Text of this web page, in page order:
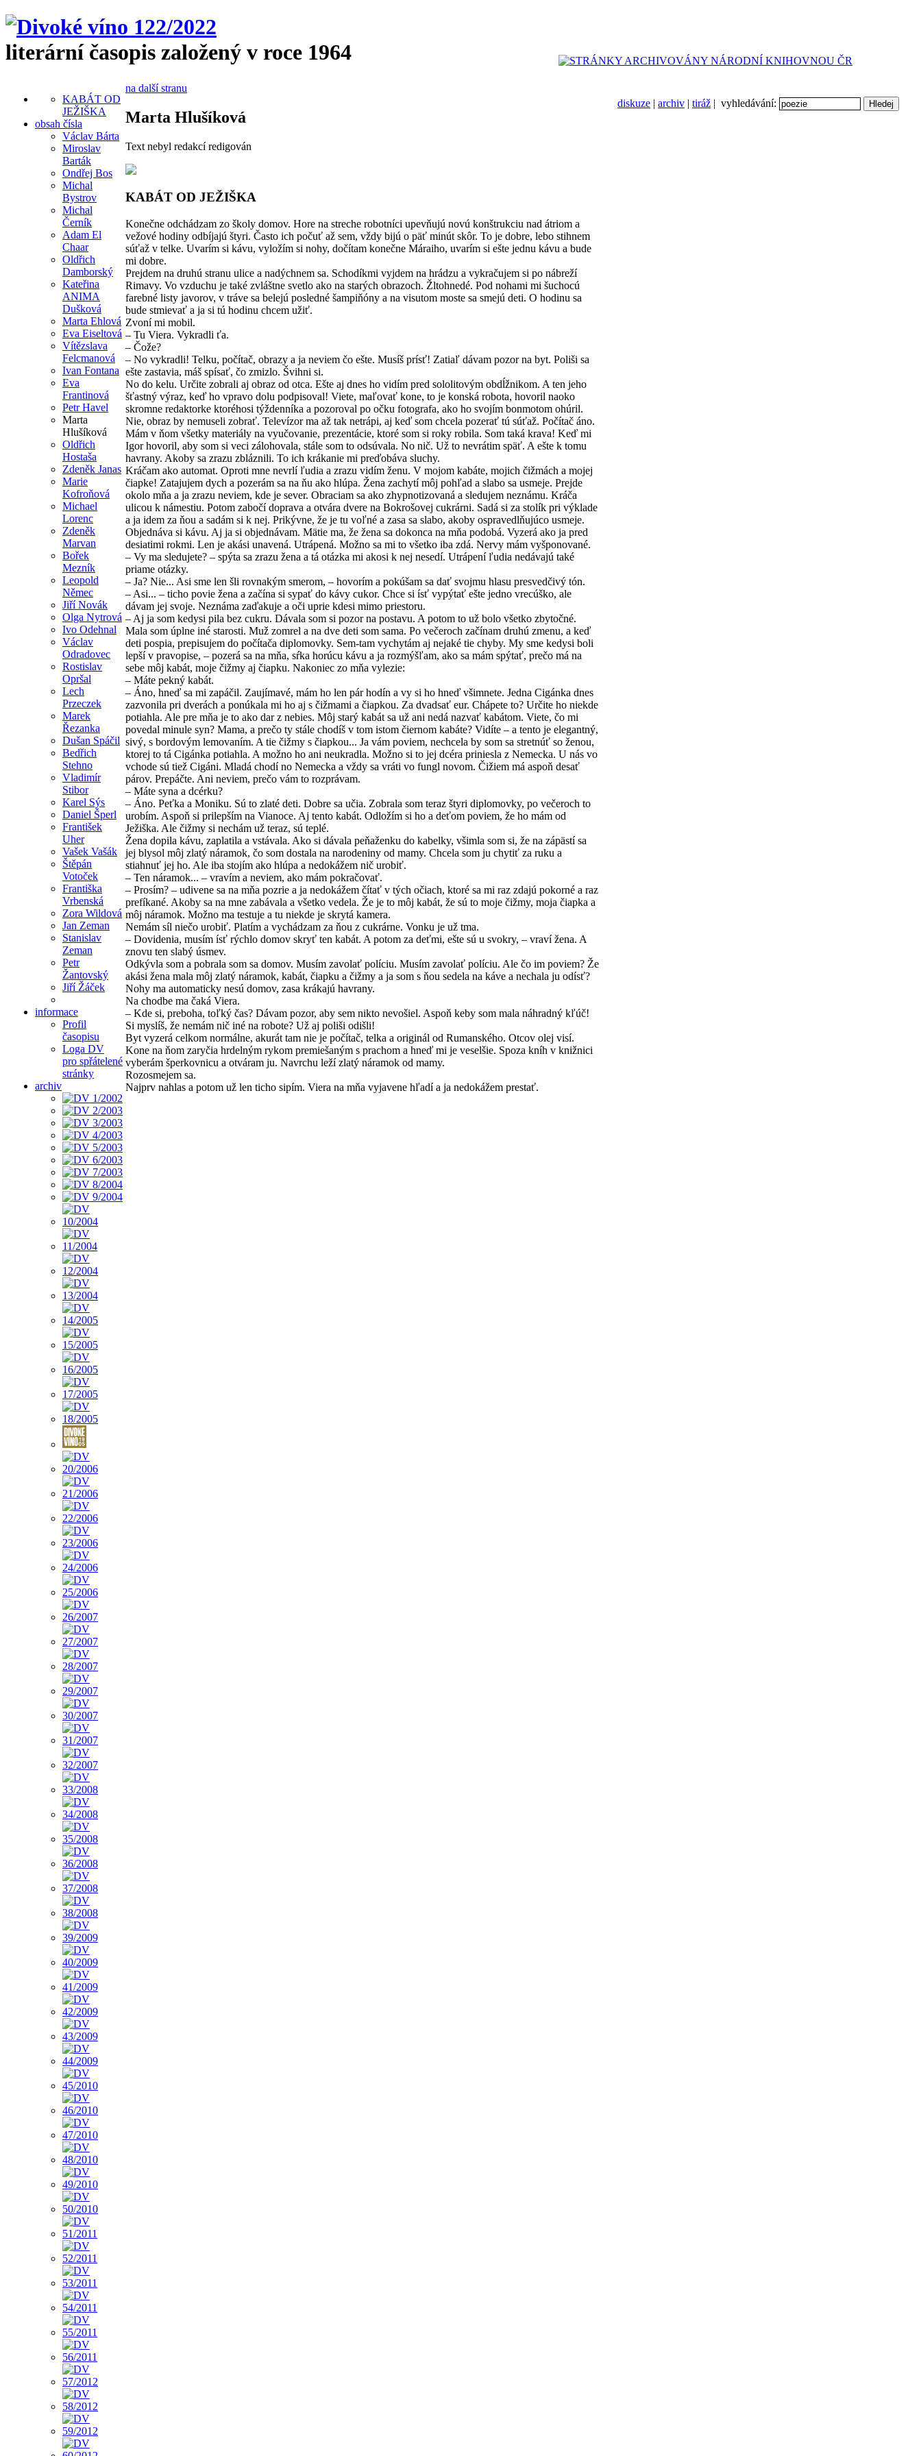
literární časopis založený v roce 1964
diskuze | archiv | tiráž | vyhledávání:
KABÁT OD
JEŽIŠKA
obsah čísla
Václav Bárta
Miroslav
Barták
Ondřej Bos
Michal
Bystrov
Michal
Černík
Adam El
Chaar
Oldřich
Damborský
Kateřina
ANIMA
Dušková
Marta Ehlová
Eva Eiseltová
Vítězslava
Felcmanová
Ivan Fontana
Eva
Frantinová
Petr Havel
Marta
Hlušíková
Oldřich
Hostaša
Zdeněk Janas
Marie
Kofroňová
Michael
Lorenc
Zdeněk
Marvan
Bořek
Mezník
Leopold
Němec
Jiří Novák
Olga Nytrová
Ivo Odehnal
Václav
Odradovec
Rostislav
Opršal
Lech
Przeczek
Marek
Řezanka
Dušan Spáčil
Bedřich
Stehno
Vladimír
Stibor
Karel Sýs
Daniel Šperl
František
Uher
Vašek Vašák
Štěpán
Votoček
Františka
Vrbenská
Zora Wildová
Jan Zeman
Stanislav
Zeman
Petr
Žantovský
Jiří Žáček
informace
Profil
časopisu
Loga DV
pro spřátelené
stránky
archiv
na další stranu
Marta Hlušíková
Text nebyl redakcí redigován
KABÁT OD JEŽIŠKA
Konečne odchádzam zo školy domov. Hore na streche robotníci upevňujú novú konštrukciu nad átriom a
vežové hodiny odbíjajú štyri. Často ich počuť až sem, vždy bijú o päť minút skôr. To je dobre, lebo stihnem
súťaž v telke. Uvarím si kávu, vyložím si nohy, dočítam konečne Máraiho, uvarím si ešte jednu kávu a bude
mi dobre.
Prejdem na druhú stranu ulice a nadýchnem sa. Schodíkmi vyjdem na hrádzu a vykračujem si po nábreží
Rimavy. Vo vzduchu je také zvláštne svetlo ako na starých obrazoch. Žltohnedé. Pod nohami mi šuchocú
farebné listy javorov, v tráve sa belejú posledné šampiňóny a na visutom moste sa smejú deti. O hodinu sa
bude stmievať a ja si tú hodinu chcem užiť.
Zvoní mi mobil.
– Tu Viera. Vykradli ťa.
– Čože?
– No vykradli! Telku, počítač, obrazy a ja neviem čo ešte. Musíš prísť! Zatiaľ dávam pozor na byt. Poliši sa
ešte zastavia, máš spísať, čo zmizlo. Švihni si.
No do kelu. Určite zobrali aj obraz od otca. Ešte aj dnes ho vidím pred sololitovým obdĺžnikom. A ten jeho
šťastný výraz, keď ho vpravo dolu podpisoval! Viete, maľovať kone, to je konská robota, hovoril naoko
skromne redaktorke ktoréhosi týždenníka a pozoroval po očku fotografa, ako ho svojím bonmotom ohúril.
Nie, obraz by nemuseli zobrať. Televízor ma až tak netrápi, aj keď som chcela pozerať tú súťaž. Počítač áno.
Mám v ňom všetky materiály na vyučovanie, prezentácie, ktoré som si roky robila. Som taká krava! Keď mi
Igor hovoril, aby som si veci zálohovala, stále som to odsúvala. No nič. Už to nevrátim späť. A ešte k tomu
havrany. Akoby sa zrazu zbláznili. To ich krákanie mi preďobáva sluchy.
Kráčam ako automat. Oproti mne nevrlí ľudia a zrazu vidím ženu. V mojom kabáte, mojich čižmách a mojej
čiapke! Zatajujem dych a pozerám sa na ňu ako hlúpa. Žena zachytí môj pohľad a slabo sa usmeje. Prejde
okolo mňa a ja zrazu neviem, kde je sever. Obraciam sa ako zhypnotizovaná a sledujem neznámu. Kráča
ulicou k námestiu. Potom zabočí doprava a otvára dvere na Bokrošovej cukrárni. Sadá si za stolík pri výklade
a ja idem za ňou a sadám si k nej. Prikývne, že je tu voľné a zasa sa slabo, akoby ospravedlňujúco usmeje.
Objednáva si kávu. Aj ja si objednávam. Mätie ma, že žena sa dokonca na mňa podobá. Vyzerá ako ja pred
desiatimi rokmi. Len je akási unavená. Utrápená. Možno sa mi to všetko iba zdá. Nervy mám vyšponované.
– Vy ma sledujete? – spýta sa zrazu žena a tá otázka mi akosi k nej nesedí. Utrápení ľudia nedávajú také
priame otázky.
– Ja? Nie... Asi sme len šli rovnakým smerom, – hovorím a pokúšam sa dať svojmu hlasu presvedčivý tón.
– Asi... – ticho povie žena a začína si sypať do kávy cukor. Chce si ísť vypýtať ešte jedno vrecúško, ale
dávam jej svoje. Neznáma zaďakuje a oči uprie kdesi mimo priestoru.
– Aj ja som kedysi pila bez cukru. Dávala som si pozor na postavu. A potom to už bolo všetko zbytočné.
Mala som úplne iné starosti. Muž zomrel a na dve deti som sama. Po večeroch začínam druhú zmenu, a keď
deti pospia, prepisujem do počítača diplomovky. Sem-tam vychytám aj nejaké tie chyby. My sme kedysi boli
lepší v pravopise, – pozerá sa na mňa, sŕka horúcu kávu a ja rozmýšľam, ako sa mám spýtať, prečo má na
sebe môj kabát, moje čižmy aj čiapku. Nakoniec zo mňa vylezie:
– Máte pekný kabát.
– Áno, hneď sa mi zapáčil. Zaujímavé, mám ho len pár hodín a vy si ho hneď všimnete. Jedna Cigánka dnes
zazvonila pri dverách a ponúkala mi ho aj s čižmami a čiapkou. Za dvadsať eur. Chápete to? Určite ho niekde
potiahla. Ale pre mňa je to ako dar z nebies. Môj starý kabát sa už ani nedá nazvať kabátom. Viete, čo mi
povedal minule syn? Mama, a prečo ty stále chodíš v tom istom čiernom kabáte? Vidíte – a tento je elegantný,
sivý, s bordovým lemovaním. A tie čižmy s čiapkou... Ja vám poviem, nechcela by som sa stretnúť so ženou,
ktorej to tá Cigánka potiahla. A možno ho ani neukradla. Možno si to jej dcéra priniesla z Nemecka. U nás vo
vchode sú tiež Cigáni. Mladá chodí no Nemecka a vždy sa vráti vo fungl novom. Čižiem má aspoň desať
párov. Prepáčte. Ani neviem, prečo vám to rozprávam.
– Máte syna a dcérku?
– Áno. Peťka a Moniku. Sú to zlaté deti. Dobre sa učia. Zobrala som teraz štyri diplomovky, po večeroch to
urobím. Aspoň si prilepším na Vianoce. Aj tento kabát. Odložím si ho a deťom poviem, že ho mám od
Ježiška. Ale čižmy si nechám už teraz, sú teplé.
Žena dopila kávu, zaplatila a vstávala. Ako si dávala peňaženku do kabelky, všimla som si, že na zápästí sa
jej blysol môj zlatý náramok, čo som dostala na narodeniny od mamy. Chcela som ju chytiť za ruku a
stiahnuť jej ho. Ale iba stojím ako hlúpa a nedokážem nič urobiť.
– Ten náramok... – vravím a neviem, ako mám pokračovať.
– Prosím? – udivene sa na mňa pozrie a ja nedokážem čítať v tých očiach, ktoré sa mi raz zdajú pokorné a raz
prefíkané. Akoby sa na mne zabávala a všetko vedela. Že je to môj kabát, že sú to moje čižmy, moja čiapka a
môj náramok. Možno ma testuje a tu niekde je skrytá kamera.
Nemám síl niečo urobiť. Platím a vychádzam za ňou z cukrárne. Vonku je už tma.
– Dovidenia, musím ísť rýchlo domov skryť ten kabát. A potom za deťmi, ešte sú u svokry, – vraví žena. A
znovu ten slabý úsmev.
Odkývla som a pobrala som sa domov. Musím zavolať políciu. Musím zavolať políciu. Ale čo im poviem? Že
akási žena mala môj zlatý náramok, kabát, čiapku a čižmy a ja som s ňou sedela na káve a nechala ju odísť?
Nohy ma automaticky nesú domov, zasa krákajú havrany.
Na chodbe ma čaká Viera.
– Kde si, preboha, toľký čas? Dávam pozor, aby sem nikto nevošiel. Aspoň keby som mala náhradný kľúč!
Si myslíš, že nemám nič iné na robote? Už aj poliši odišli!
Byt vyzerá celkom normálne, akurát tam nie je počítač, telka a originál od Rumanského. Otcov olej visí.
Kone na ňom zaryčia hrdelným rykom premiešaným s prachom a hneď mi je veselšie. Spoza kníh v knižnici
vyberám šperkovnicu a otváram ju. Navrchu leží zlatý náramok od mamy.
Rozosmejem sa.
Najprv nahlas a potom už len ticho sipím. Viera na mňa vyjavene hľadí a ja nedokážem prestať.